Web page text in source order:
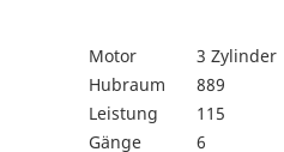
Motor
3 Zylinder
Hubraum
889
Leistung
115
Gänge
6